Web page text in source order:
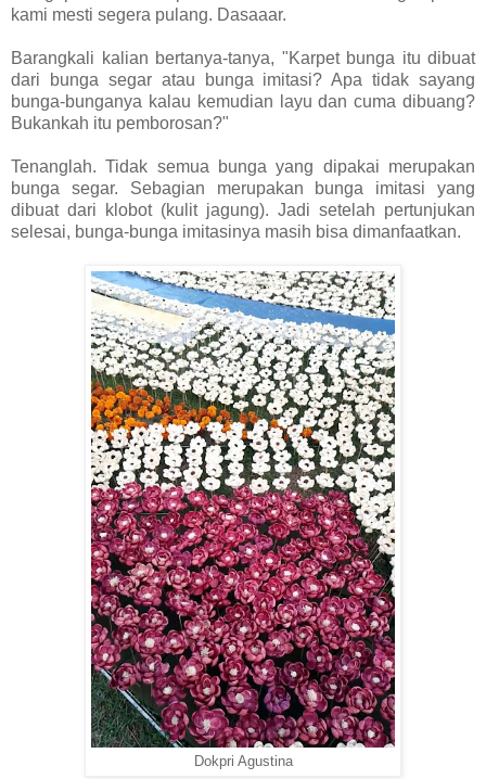
kami mesti segera pulang. Dasaaar.
Barangkali kalian bertanya-tanya, "Karpet bunga itu dibuat
dari bunga segar atau bunga imitasi? Apa tidak sayang
bunga-bunganya kalau kemudian layu dan cuma dibuang?
Bukankah itu pemborosan?"
Tenanglah. Tidak semua bunga yang dipakai merupakan
bunga segar. Sebagian merupakan bunga imitasi yang
dibuat dari klobot (kulit jagung). Jadi setelah pertunjukan
selesai, bunga-bunga imitasinya masih bisa dimanfaatkan.
Dokpri Agustina